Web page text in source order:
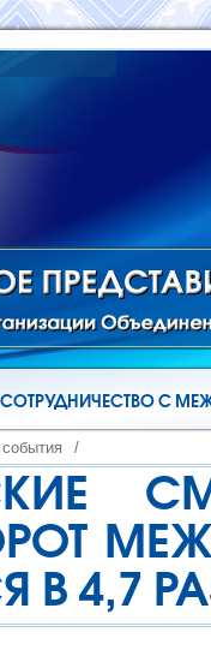
СОТРУДНИЧЕСТВО С
/
В 4,7